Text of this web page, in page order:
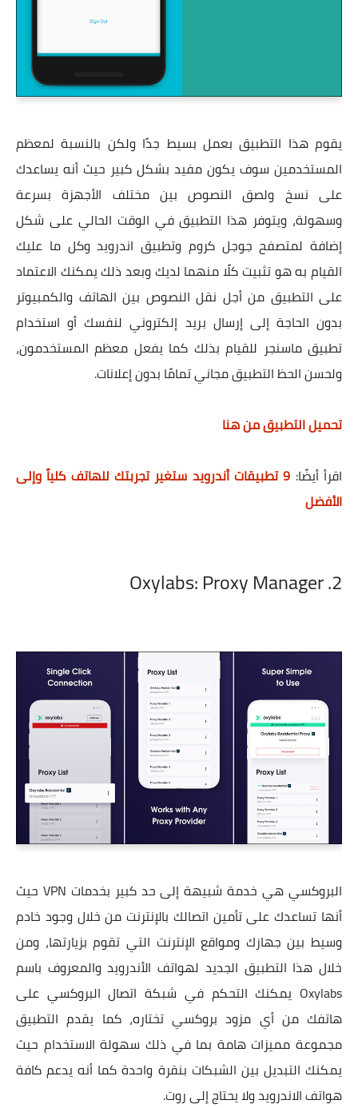
يقوم هذا التطبيق بعمل بسيط جدًا ولكن بالنسبة لمعظم
المستخدمين سوف يكون مفيد بشكل كبير حيث أنه يساعدك
على نسخ ولصق النصوص بين مختلف الأجهزة بسرعة
وسهولة، ويتوفر هذا التطبيق في الوقت الحالي على شكل
إضافة لمتصفح جوجل كروم وتطبيق اندرويد وكل ما عليك
القيام به هو تثبيت كلًا منهما لديك وبعد ذلك يمكنك الاعتماد
على التطبيق من أجل نقل النصوص بين الهاتف والكمبيوتر
بدون الحاجة إلى إرسال بريد إلكتروني لنفسك أو استخدام
تطبيق ماسنجر للقيام بذلك كما يفعل معظم المستخدمون،
ولحسن الحظ التطبيق مجاني تمامًا بدون إعلانات.
تحميل التطبيق من هنا
اقرأ أيضًا: 9 تطبيقات أندرويد ستغير تجربتك للهاتف كلياً وإلى
الأفضل
2. Oxylabs: Proxy Manager
البروكسي هي خدمة شبيهة إلى حد كبير بخدمات VPN حيث
أنها تساعدك على تأمين اتصالك بالإنترنت من خلال وجود خادم
وسيط بين جهازك ومواقع الإنترنت التي تقوم بزيارتها، ومن
خلال هذا التطبيق الجديد لهواتف الأندرويد والمعروف باسم
Oxylabs يمكنك التحكم في شبكة اتصال البروكسي على
هاتفك من أي مزود بروكسي تختاره، كما يقدم التطبيق
مجموعة مميزات هامة بما في ذلك سهولة الاستخدام حيث
يمكنك التبديل بين الشبكات بنقرة واحدة كما أنه يدعم كافة
هواتف الاندرويد ولا يحتاج إلى روت.